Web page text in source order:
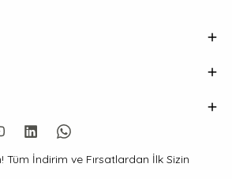
Tüm İndirim ve Fırsatlardan İlk Sizin